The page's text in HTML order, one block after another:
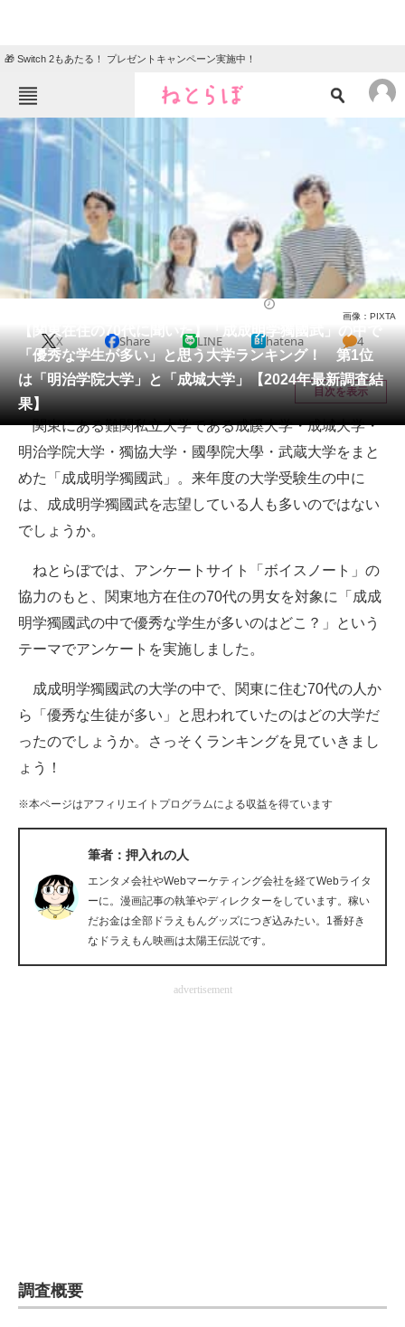
🎁 Switch 2もあたる！ プレゼントキャンペーン実施中！
ねとらぼメニュー
グルメ
住まい 教育・育児
動物 リサーチ
メディア
ITの今と未来を見通す
スマホと通信の最新トレンド
ビジネスと働き方のヒント
経営リーダーのコミュニティ
企業向けIT製品の総合サイト
製造業のIT導入・活用を支援
モノづくり技術者専門サイト
エレクトロニクス専門サイト
【関東在住の70代に聞いた】「成成明学獨國武」の中で
「優秀な学生が多い」と思う大学ランキング！ 第1位
は「明治学院大学」と「成城大学」【2024年最新調査結
果】
画像：PIXTA
X Share LINE hatena 4
目次を表示
関東にある難関私立大学である成蹊大学・成城大学・
明治学院大学・獨協大学・國學院大學・武蔵大学をまと
めた「成成明学獨國武」。来年度の大学受験生の中に
は、成成明学獨國武を志望している人も多いのではない
でしょうか。
ねとらぼでは、アンケートサイト「ボイスノート」の
協力のもと、関東地方在住の70代の男女を対象に「成成
明学獨國武の中で優秀な学生が多いのはどこ？」という
テーマでアンケートを実施しました。
成成明学獨國武の大学の中で、関東に住む70代の人か
ら「優秀な生徒が多い」と思われていたのはどの大学だ
ったのでしょうか。さっそくランキングを見ていきまし
ょう！
※本ページはアフィリエイトプログラムによる収益を得ています
筆者：押入れの人
エンタメ会社やWebマーケティング会社を経てWebライタ
ーに。漫画記事の執筆やディレクターをしています。稼い
だお金は全部ドラえもんグッズにつぎ込みたい。1番好き
なドラえもん映画は太陽王伝説です。
advertisement
調査概要